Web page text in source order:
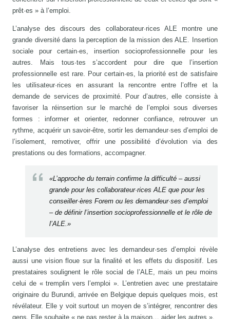
prêt·es » à l’emploi.
L’analyse des discours des collaborateur·rices ALE montre une
grande diversité dans la perception de la mission des ALE. Insertion
sociale pour certain·es, insertion socioprofessionnelle pour les
autres. Mais tous·tes s’accordent pour dire que l’insertion
professionnelle est rare. Pour certain·es, la priorité est de satisfaire
les utilisateur·rices en assurant la rencontre entre l’offre et la
demande de services de proximité. Pour d’autres, elle consiste à
favoriser la réinsertion sur le marché de l’emploi sous diverses
formes : informer et orienter, redonner confiance, retrouver un
rythme, acquérir un savoir-être, sortir les demandeur·ses d’emploi de
l’isolement, remotiver, offrir une possibilité d’évolution via des
prestations ou des formations, accompagner.
«L’approche du terrain confirme la difficulté – aussi
grande pour les collaborateur·rices ALE que pour les
conseiller·ères Forem ou les demandeur·ses d’emploi
– de définir l’insertion socioprofessionnelle et le rôle de
l’ALE.»
L’analyse des entretiens avec les demandeur·ses d’emploi révèle
aussi une vision floue sur la finalité et les effets du dispositif. Les
prestataires soulignent le rôle social de l’ALE, mais un peu moins
celui de « tremplin vers l’emploi ». L’entretien avec une prestataire
originaire du Burundi, arrivée en Belgique depuis quelques mois, est
révélateur. Elle y voit surtout un moyen de s’intégrer, rencontrer des
gens. Elle souhaite « ne pas rester à la maison… aider les autres ».